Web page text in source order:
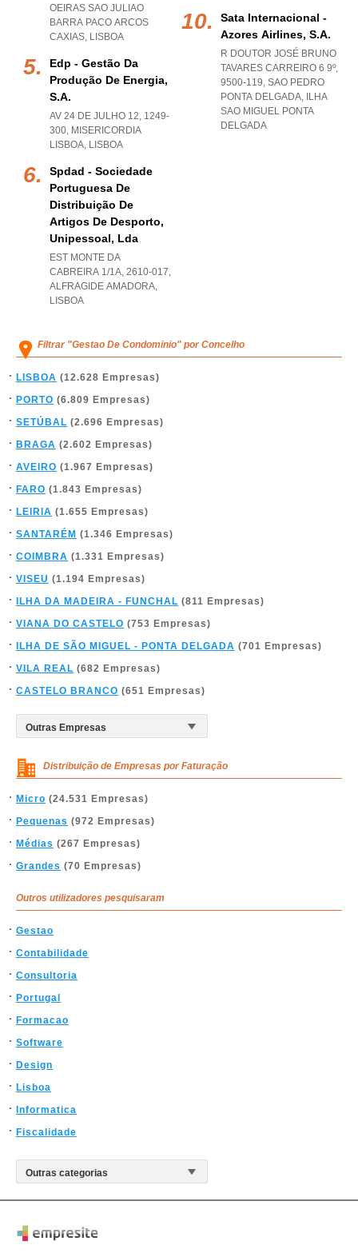
OEIRAS SAO JULIAO
BARRA PACO ARCOS
CAXIAS, LISBOA
Edp - Gestão Da
Produção De Energia,
S.a.
AV 24 DE JULHO 12, 1249-
300, MISERICORDIA
LISBOA, LISBOA
Spdad - Sociedade
Portuguesa De
Distribuição De
Artigos De Desporto,
Unipessoal, Lda
EST MONTE DA
CABREIRA 1/1A, 2610-017,
ALFRAGIDE AMADORA,
LISBOA
Sata Internacional -
Azores Airlines, S.a.
R DOUTOR JOSÉ BRUNO
TAVARES CARREIRO 6 9º,
9500-119, SAO PEDRO
PONTA DELGADA, ILHA
SAO MIGUEL PONTA
DELGADA
Filtrar "Gestao De Condominio" por Concelho
LISBOA (12.628 Empresas)
PORTO (6.809 Empresas)
SETÚBAL (2.696 Empresas)
BRAGA (2.602 Empresas)
AVEIRO (1.967 Empresas)
FARO (1.843 Empresas)
LEIRIA (1.655 Empresas)
SANTARÉM (1.346 Empresas)
COIMBRA (1.331 Empresas)
VISEU (1.194 Empresas)
ILHA DA MADEIRA - FUNCHAL (811 Empresas)
VIANA DO CASTELO (753 Empresas)
ILHA DE SÃO MIGUEL - PONTA DELGADA (701 Empresas)
VILA REAL (682 Empresas)
CASTELO BRANCO (651 Empresas)
Distribuição de Empresas por Faturação
Micro (24.531 Empresas)
Pequenas (972 Empresas)
Médias (267 Empresas)
Grandes (70 Empresas)
Outros utilizadores pesquisaram
Gestao
Contabilidade
Consultoria
Portugal
Formacao
Software
Design
Lisboa
Informatica
Fiscalidade